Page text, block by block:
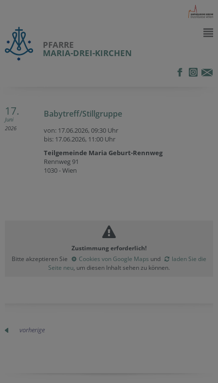
PFARRE
MARIA-DREI-KIRCHEN
17.
Juni
2026
Babytreff/Stillgruppe
von: 17.06.2026,09:30 Uhr
bis: 17.06.2026, 11:00 Uhr
Teilgemeinde Maria Geburt-Rennweg
Rennweg 91
1030 - Wien
Zustimmung erforderlich!
Bitte akzeptieren Sie
Cookies von Google Maps und
laden Sie die
Seite neu, um diesen Inhalt sehen zu können.
vorherige